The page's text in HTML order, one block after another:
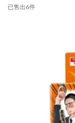
已售出6件